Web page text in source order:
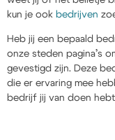
kun je ook bedrijven
Heb jij een bepaald
onze steden pagina’s
gevestigd zijn. Deze
die er ervaring mee
bedrijf jij van doen